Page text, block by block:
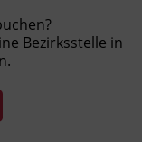
die
(SFU)
Bezirksstelle in